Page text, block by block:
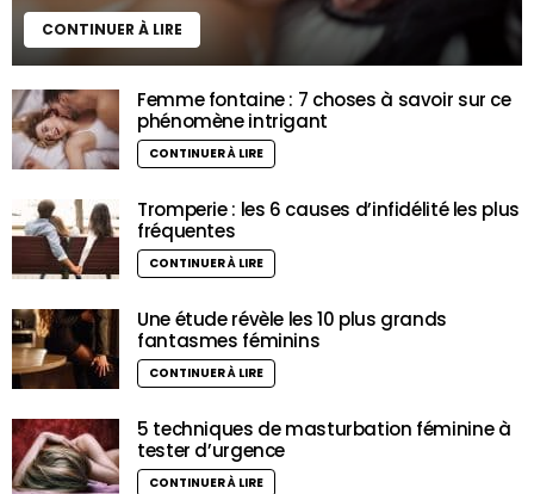
CONTINUER À LIRE
Femme fontaine : 7 choses à savoir sur ce
phénomène intrigant
CONTINUER À LIRE
Tromperie : les 6 causes d’infidélité les plus
fréquentes
CONTINUER À LIRE
Une étude révèle les 10 plus grands
fantasmes féminins
CONTINUER À LIRE
5 techniques de masturbation féminine à
tester d’urgence
CONTINUER À LIRE